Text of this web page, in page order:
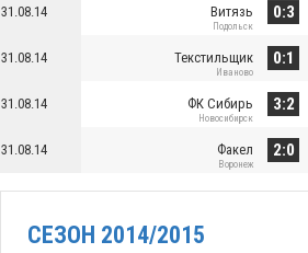
31.08.14 Витязь
Подольск
0:3
31.08.14 Текстильщик
Иваново
0:1
31.08.14 ФК Сибирь
Новосибирск
3:2
31.08.14 Факел
Воронеж
2:0
СЕЗОН 2014/2015